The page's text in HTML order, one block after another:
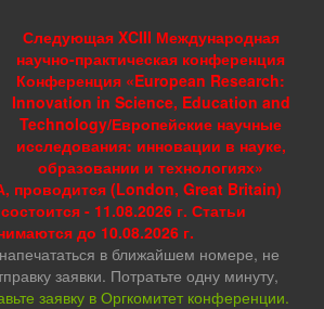
Следующая XCIII Международная
научно-практическая конференция
Конференция «European Research:
Innovation in Science, Education and
Technology/Европейские научные
исследования: инновации в науке,
образовании и технологиях»
проводится (London, Great Britain)
- 11.08.2026 г. Статьи
до 10.08.2026 г.
в ближайшем номере, не
заявки. Потратьте одну минуту,
заявку в Оргкомитет конференции.